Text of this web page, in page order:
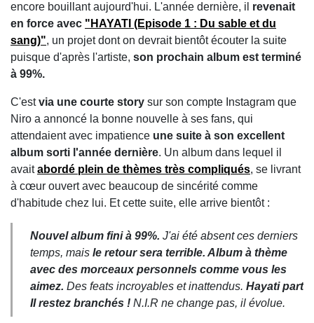
encore bouillant aujourd'hui. L'année dernière, il revenait
en force avec "HAYATI (Episode 1 : Du sable et du
sang)", un projet dont on devrait bientôt écouter la suite
puisque d'après l'artiste, son prochain album est terminé
à 99%.
C'estvia une courte story sur son compte Instagram que
Niro a annoncé la bonne nouvelle à ses fans, qui
attendaient avec impatience une suite à son excellent
album sorti l'année dernière. Un album dans lequel il
avaitabordé plein de thèmes très compliqués, se livrant
à cœur ouvert avec beaucoup de sincérité comme
d'habitude chez lui. Et cette suite, elle arrive bientôt :
Nouvel album fini à 99%. J'ai été absent ces derniers
temps, mais le retour sera terrible. Album à thème
avec des morceaux personnels comme vous les
aimez. Des feats incroyables et inattendus. Hayati part
II restez branchés ! N.I.R ne change pas, il évolue.